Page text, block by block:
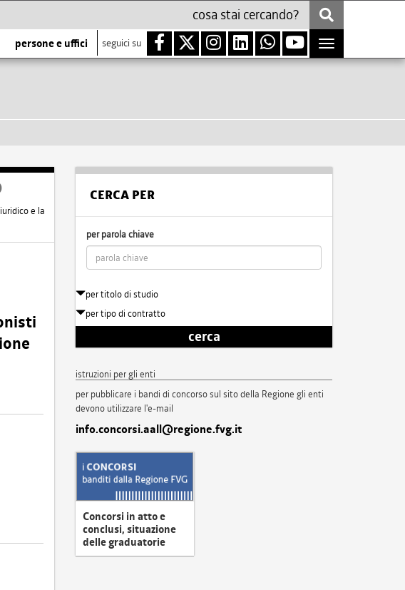
persone e uffici seguici su
Toggle
navigation
e la
CERCA PER
per parola chiave
per titolo di studio
per tipo di contratto
cerca
istruzioni per gli enti
per pubblicare i bandi di concorso sul sito della Regione gli enti
devono utilizzare l'e-mail
info.concorsi.aall@regione.fvg.it
Concorsi in atto e
conclusi, situazione
delle graduatorie